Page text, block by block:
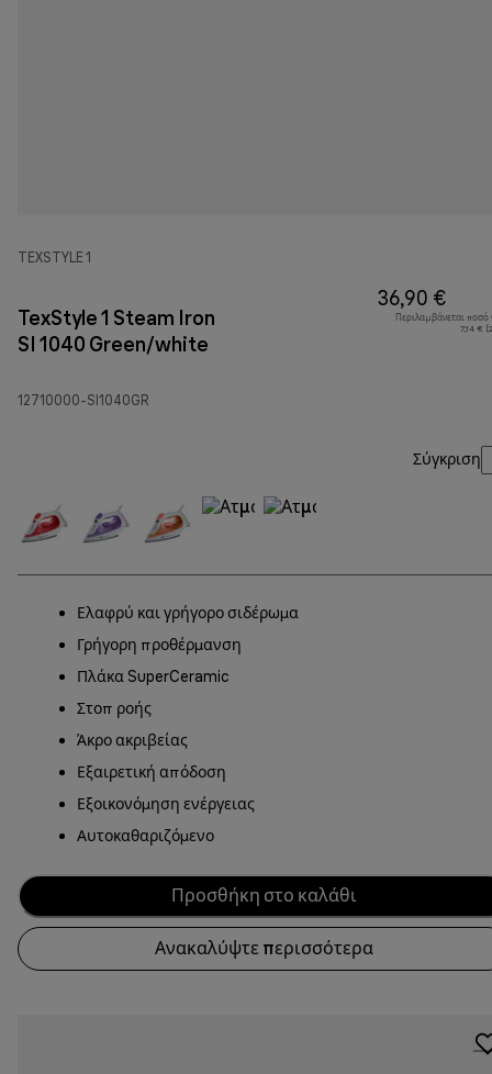
TEXSTYLE 1
TexStyle 1 Steam Iron
SI 1040 Green/white
12710000-SI1040GR
36,90 €
Περιλαμβάνεται
7,14 €
Σύγκριση
Ελαφρύ και γρήγορο σιδέρωμα
Γρήγορη προθέρμανση
Πλάκα SuperCeramic
Στοπ ροής
Άκρο ακριβείας
Εξαιρετική απόδοση
Εξοικονόμηση ενέργειας
Αυτοκαθαριζόμενο
Προσθήκη στο καλάθι
Ανακαλύψτε περισσότερα